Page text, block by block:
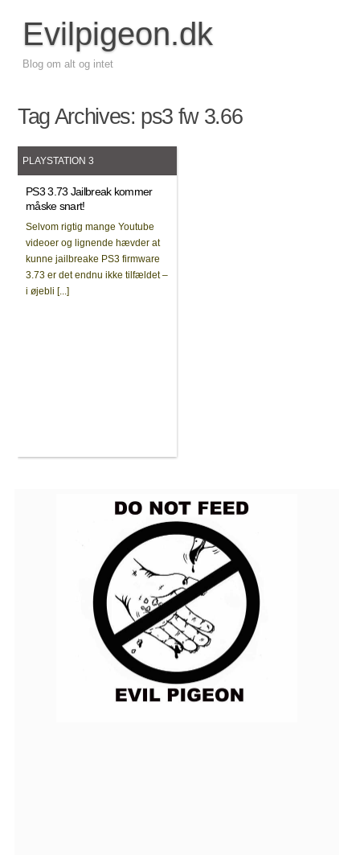
Evilpigeon.dk
Blog om alt og intet
Tag Archives: ps3 fw 3.66
PLAYSTATION 3
PS3 3.73 Jailbreak kommer
måske snart!
Selvom rigtig mange Youtube
videoer og lignende hævder at
kunne jailbreake PS3 firmware
3.73 er det endnu ikke tilfældet –
i øjebli [...]